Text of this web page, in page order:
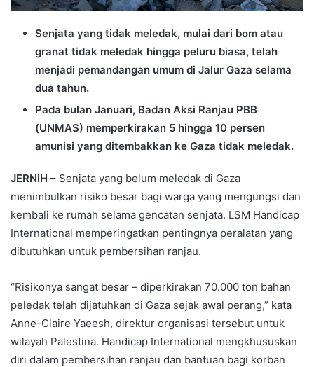
Senjata yang tidak meledak, mulai dari bom atau
granat tidak meledak hingga peluru biasa, telah
menjadi pemandangan umum di Jalur Gaza selama
dua tahun.
Pada bulan Januari, Badan Aksi Ranjau PBB
(UNMAS) memperkirakan 5 hingga 10 persen
amunisi yang ditembakkan ke Gaza tidak meledak.
JERNIH – Senjata yang belum meledak di Gaza
menimbulkan risiko besar bagi warga yang mengungsi dan
kembali ke rumah selama gencatan senjata. LSM Handicap
International memperingatkan pentingnya peralatan yang
dibutuhkan untuk pembersihan ranjau.
“Risikonya sangat besar – diperkirakan 70.000 ton bahan
peledak telah dijatuhkan di Gaza sejak awal perang,” kata
Anne-Claire Yaeesh, direktur organisasi tersebut untuk
wilayah Palestina. Handicap International mengkhususkan
diri dalam pembersihan ranjau dan bantuan bagi korban